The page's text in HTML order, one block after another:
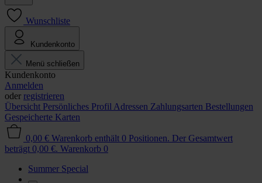
Wunschliste
Kundenkonto
Menü schließen
Kundenkonto
Anmelden
oder registrieren
Übersicht Persönliches Profil Adressen Zahlungsarten Bestellungen
Gespeicherte Karten
0,00 € Warenkorb enthält 0 Positionen. Der Gesamtwert
beträgt 0,00 €. Warenkorb 0
Summer Special